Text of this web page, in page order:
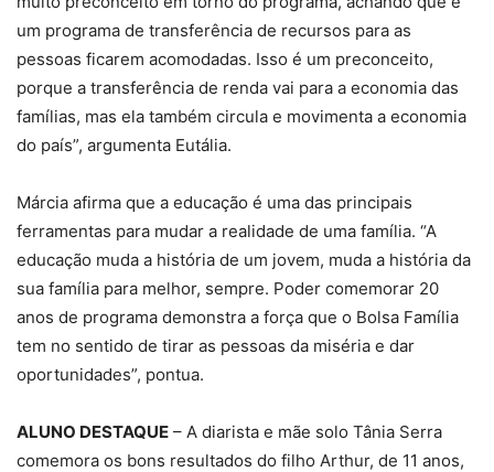
um programa de transferência de recursos para as
pessoas ficarem acomodadas. Isso é um preconceito,
porque a transferência de renda vai para a economia das
famílias, mas ela também circula e movimenta a economia
do país”, argumenta Eutália.
Márcia afirma que a educação é uma das principais
ferramentas para mudar a realidade de uma família. “A
educação muda a história de um jovem, muda a história da
sua família para melhor, sempre. Poder comemorar 20
anos de programa demonstra a força que o Bolsa Família
tem no sentido de tirar as pessoas da miséria e dar
oportunidades”, pontua.
ALUNO DESTAQUE – A diarista e mãe solo Tânia Serra
comemora os bons resultados do filho Arthur, de 11 anos,